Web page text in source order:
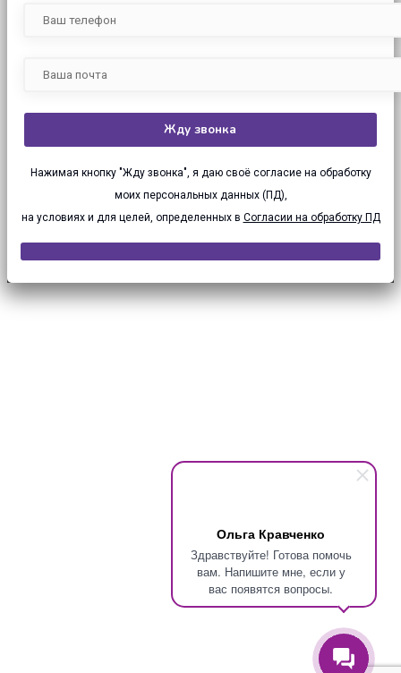
Ольга Кравченко
Здравствуйте! Готова помочь
вам. Напишите мне, если у
вас появятся вопросы.
Нажимая кнопку "Жду звонка", я даю своё согласие на обработку
моих персональных данных (ПД),
на условиях и для целей, определенных в Согласии на обработку ПД